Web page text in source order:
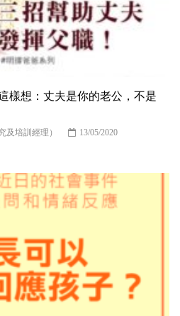
樣想：丈夫是你的老公，不是
及培訓經理）
13/05/2020